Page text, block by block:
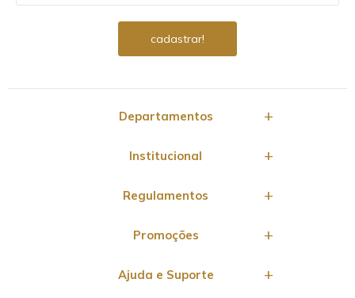
Departamentos
Institucional
Regulamentos
Promoções
Ajuda e Suporte